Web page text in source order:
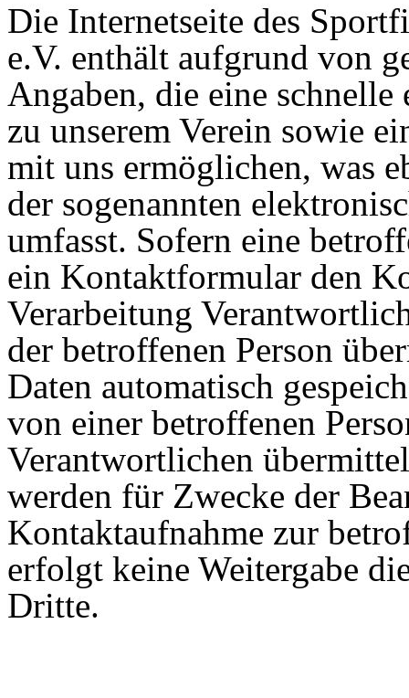
Die Internetseite des
e.V. enthält aufgrund von
Angaben, die eine
zu unserem Verein sowie
mit uns ermöglichen, was
der sogenannten
umfasst. Sofern eine
ein Kontaktformular den
Verarbeitung
der betroffenen Person
Daten automatisch
von einer betroffenen
Verantwortlichen
werden für Zwecke der
Kontaktaufnahme zur
erfolgt keine Weitergabe
Dritte.